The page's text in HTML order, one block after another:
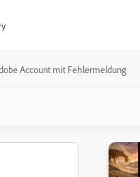
Account mit Fehlermeldung